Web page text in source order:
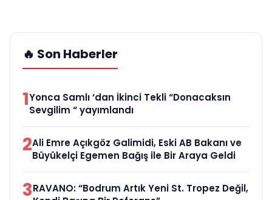
🔥 Son Haberler
1Yonca Samlı ‘dan İkinci Tekli “Donacaksın
Sevgilim “ yayımlandı
2Ali Emre Açıkgöz Galimidi, Eski AB Bakanı ve
Büyükelçi Egemen Bağış ile Bir Araya Geldi
3RAVANO: “Bodrum Artık Yeni St. Tropez Değil,